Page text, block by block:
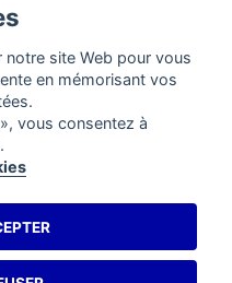
site Web pour vous
en mémorisant vos
vous consentez à